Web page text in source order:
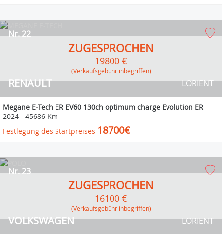
RENAULT
Nr. 22
LORIENT
ZUGESPROCHEN
19800 €
(Verkaufsgebühr inbegriffen)
Megane E-Tech ER EV60 130ch optimum charge Evolution ER
2024 - 45686 Km
Festlegung des Startpreises 18700€
VOLKSWAGEN
Nr. 23
LORIENT
ZUGESPROCHEN
16100 €
(Verkaufsgebühr inbegriffen)